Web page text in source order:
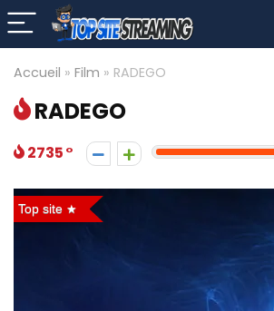
Accueil » Film » RADEGO
RADEGO
2735
Top site